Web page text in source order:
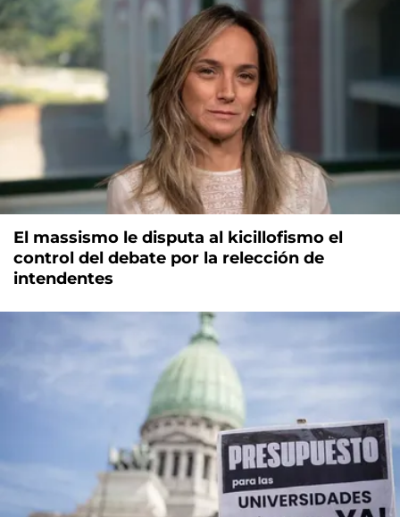
El massismo le disputa al kicillofismo el
control del debate por la relección de
intendentes